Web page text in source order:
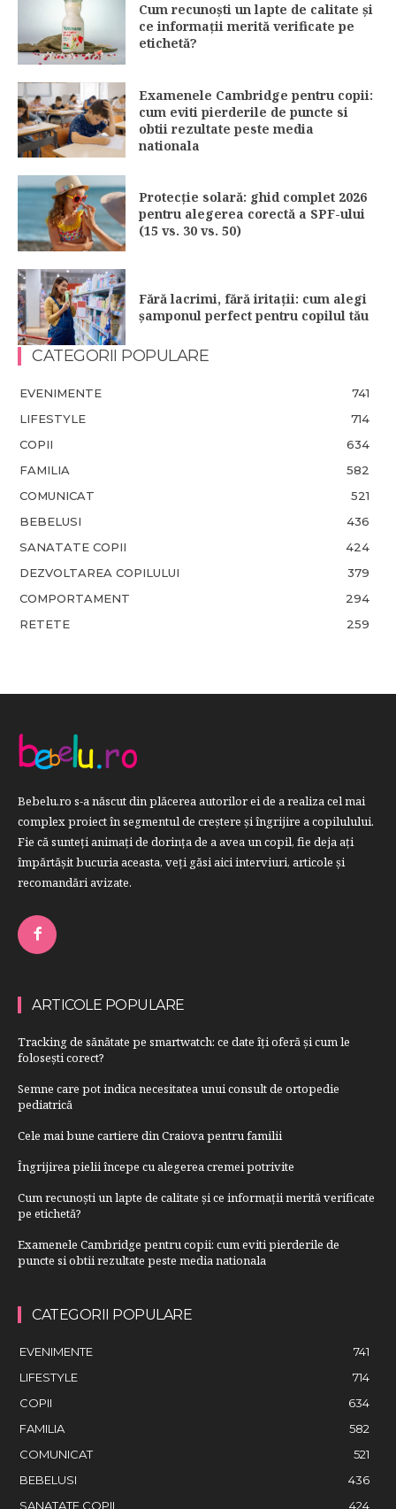
Cum recunoști un lapte de calitate și
ce informații merită verificate pe
etichetă?
Examenele Cambridge pentru copii:
cum eviti pierderile de puncte si
obtii rezultate peste media
nationala
Protecție solară: ghid complet 2026
pentru alegerea corectă a SPF-ului
(15 vs. 30 vs. 50)
Fără lacrimi, fără iritații: cum alegi
șamponul perfect pentru copilul tău
CATEGORII POPULARE
EVENIMENTE
741
LIFESTYLE
714
COPII
634
FAMILIA
582
COMUNICAT
521
BEBELUSI
436
SANATATE COPII
424
DEZVOLTAREA COPILULUI
379
COMPORTAMENT
294
RETETE
259
Bebelu.ro s-a născut din plăcerea autorilor ei de a realiza cel mai
complex proiect în segmentul de creştere şi îngrijire a copilulului.
Fie că sunteţi animaţi de dorinţa de a avea un copil, fie deja aţi
împărtăşit bucuria aceasta, veți găsi aici interviuri, articole şi
recomandări avizate.
ARTICOLE POPULARE
Tracking de sănătate pe smartwatch: ce date îți oferă și cum le
folosești corect?
Semne care pot indica necesitatea unui consult de ortopedie
pediatrică
Cele mai bune cartiere din Craiova pentru familii
Îngrijirea pielii începe cu alegerea cremei potrivite
Cum recunoști un lapte de calitate și ce informații merită verificate
pe etichetă?
Examenele Cambridge pentru copii: cum eviti pierderile de
puncte si obtii rezultate peste media nationala
CATEGORII POPULARE
EVENIMENTE
741
LIFESTYLE
714
COPII
634
FAMILIA
582
COMUNICAT
521
BEBELUSI
436
SANATATE COPII
424